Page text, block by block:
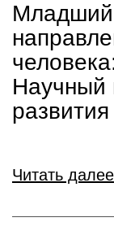
Младший
Научный
Читать далее